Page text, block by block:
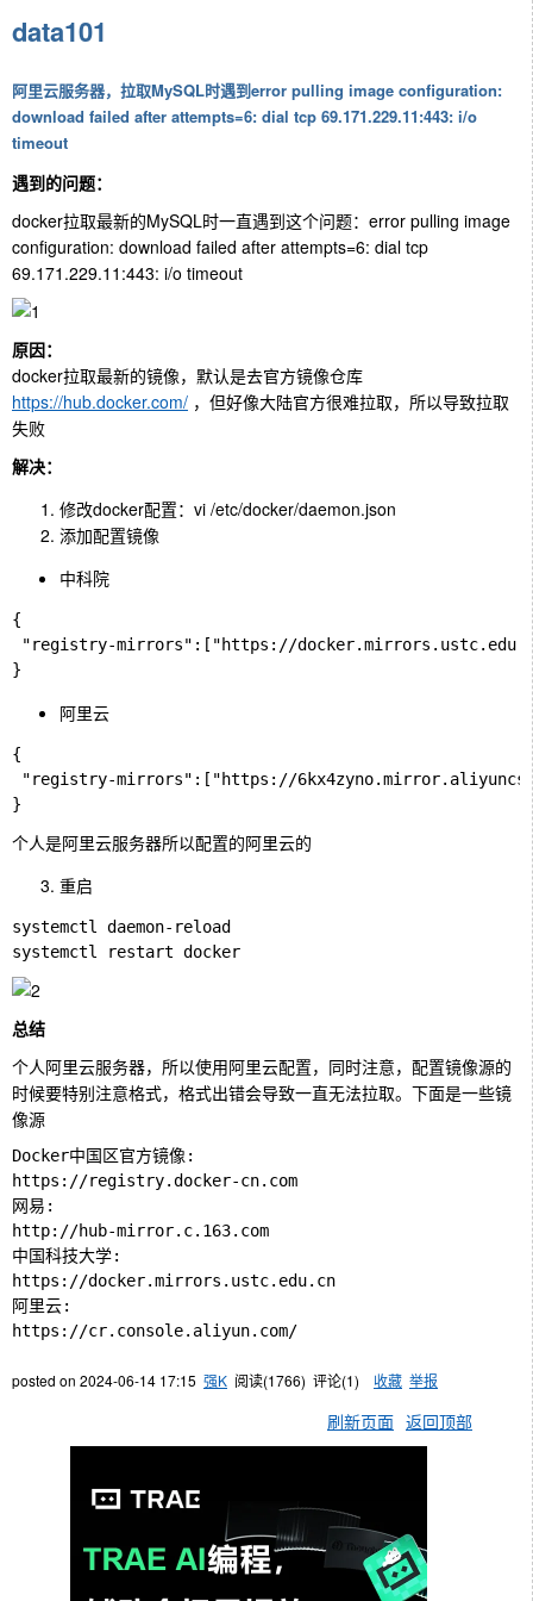
data101
阿里云服务器，拉取MySQL时遇到error pulling image configuration:
download failed after attempts=6: dial tcp 69.171.229.11:443: i/o
timeout
遇到的问题：
docker拉取最新的MySQL时一直遇到这个问题：error pulling image
configuration: download failed after attempts=6: dial tcp
69.171.229.11:443: i/o timeout
原因：
docker拉取最新的镜像，默认是去官方镜像仓库
https://hub.docker.com/ ，但好像大陆官方很难拉取，所以导致拉取
失败
解决：
修改docker配置：vi /etc/docker/daemon.json
添加配置镜像
中科院
{
"registry-mirrors":["https://
阿里云
{
"registry-mirrors":["https://
个人是阿里云服务器所以配置的阿里云的
重启
systemctl daemon-reload
总结
个人阿里云服务器，所以使用阿里云配置，同时注意，配置镜像源的
时候要特别注意格式，格式出错会导致一直无法拉取。下面是一些镜
像源
Docker中国区官方镜像:
https://registry.docker-cn.com
网易:
http://hub-mirror.c.163.com
中国科技大学:
https://docker.mirrors.ustc.edu.cn
阿里云:
posted on 2024-06-14 17:15 强K 阅读(1766) 评论(1) 收藏 举报
刷新页面 返回顶部